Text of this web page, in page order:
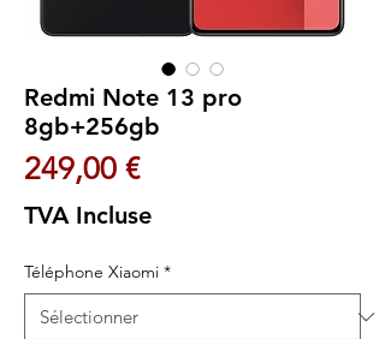
Redmi Note 13 pro
8gb+256gb
249,00 €Prix
TVA Incluse
Téléphone Xiaomi *